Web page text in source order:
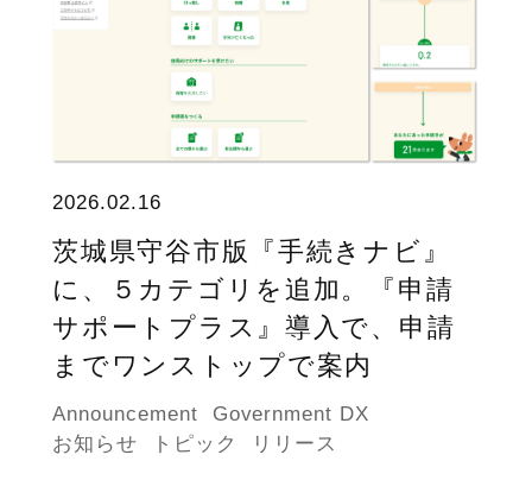
2026.02.16
茨城県守谷市版『手続きナビ』
に、５カテゴリを追加。『申請
サポートプラス』導入で、申請
までワンストップで案内
Announcement
Government DX
お知らせ
トピック リリース